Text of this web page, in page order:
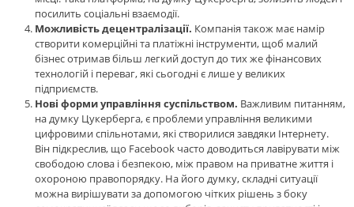
посилить соціальні взаємодії.
Можливість децентралізації. Компанія також має намір
створити комерційні та платіжні інструменти, щоб малий
бізнес отримав більш легкий доступ до тих же фінансових
технологій і переваг, які сьогодні є лише у великих
підприємств.
Нові форми управління суспільством. Важливим питанням,
на думку Цукерберга, є проблеми управління великими
цифровими спільнотами, які створилися завдяки Інтернету.
Він підкреслив, що Facebook часто доводиться лавірувати між
свободою слова і безпекою, між правом на приватне життя і
охороною правопорядку. На його думку, складні ситуації
можна вирішувати за допомогою чітких рішень з боку